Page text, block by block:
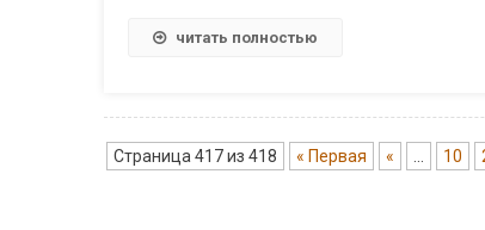
читать полностью
Страница 417 из 418 « Первая « 10